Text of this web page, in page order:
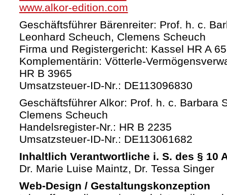
www.alkor-edition.com
Geschäftsführer Bärenreiter: Prof. h. c.
Leonhard Scheuch, Clemens Scheuch
Firma und Registergericht: Kassel HR A
Komplementärin: Vötterle-
HR B 3965
Umsatzsteuer-ID-Nr.: DE113096830
Geschäftsführer Alkor: Prof. h. c. Barbara
Clemens Scheuch
Handelsregister-Nr.: HR B 2235
Umsatzsteuer-ID-Nr.: DE113061682
Inhaltlich Verantwortliche i. S. des § 10
Dr. Marie Luise Maintz, Dr. Tessa Singer
Web-Design / Gestaltungskonzeption